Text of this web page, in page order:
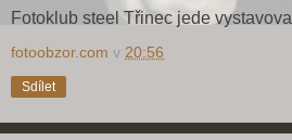
Fotoklub steel Třinec jede
fotoobzor.com v 20:56
Sdílet